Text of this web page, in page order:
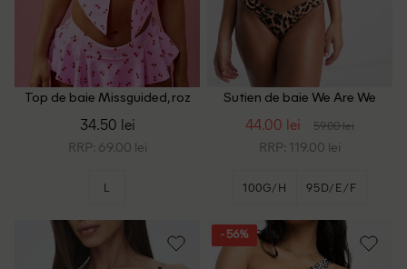
Top de baie Missguided, roz
34.50 lei
RRP: 69.00 lei
L
Sutien de baie We Are We
44.00 lei 59.00 lei
RRP: 119.00 lei
100G/H 95D/E/F
- 56%